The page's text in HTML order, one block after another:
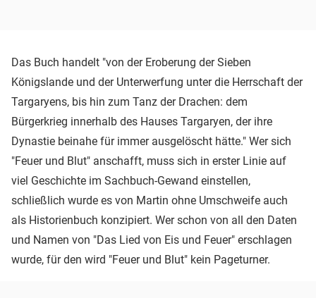
Das Buch handelt "von der Eroberung der Sieben
Königslande und der Unterwerfung unter die Herrschaft der
Targaryens, bis hin zum Tanz der Drachen: dem
Bürgerkrieg innerhalb des Hauses Targaryen, der ihre
Dynastie beinahe für immer ausgelöscht hätte." Wer sich
"Feuer und Blut" anschafft, muss sich in erster Linie auf
viel Geschichte im Sachbuch-Gewand einstellen,
schließlich wurde es von Martin ohne Umschweife auch
als Historienbuch konzipiert. Wer schon von all den Daten
und Namen von "Das Lied von Eis und Feuer" erschlagen
wurde, für den wird "Feuer und Blut" kein Pageturner.